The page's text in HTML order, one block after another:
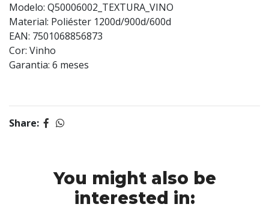
Modelo: Q50006002_TEXTURA_VINO
Material: Poliéster 1200d/900d/600d
EAN: 7501068856873
Cor: Vinho
Garantia: 6 meses
Share:
You might also be
interested in: